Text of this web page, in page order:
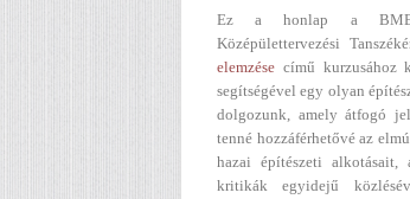
Ez a honlap a BME
Középülettervezési
elemzése című kurzusához
segítségével egy olyan
dolgozunk, amely átfogó
tenné hozzáférhetővé az
hazai építészeti
kritikák egyidejű